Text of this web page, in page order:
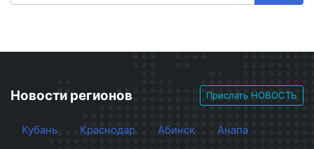
Новости регионов Прислать НОВОСТЬ
Кубань Краснодар Абинск
Анапа